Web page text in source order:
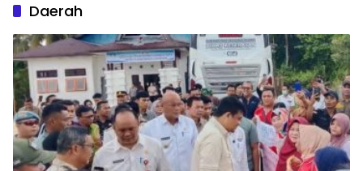
Daerah